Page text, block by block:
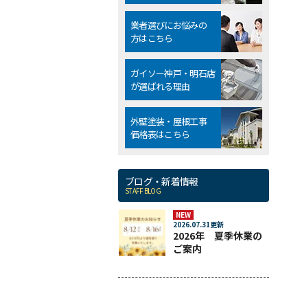
業者選びにお悩みの
方はこちら
ガイソー神戸・明石店
が選ばれる理由
外壁塗装・屋根工事
価格表はこちら
ブログ・新着情報
STAFF BLOG
NEW
2026.07.31更新
2026年 夏季休業の
ご案内